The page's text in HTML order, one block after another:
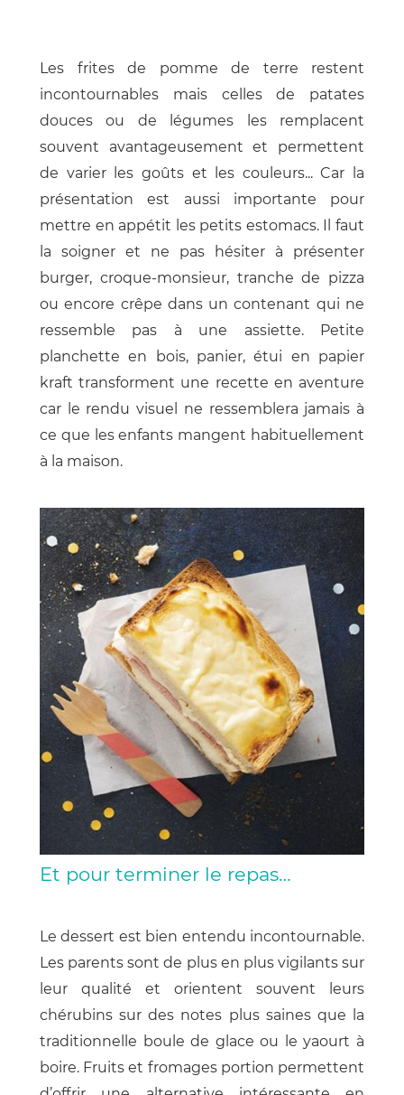
Les frites de pomme de terre restent
incontournables mais celles de patates
douces ou de légumes les remplacent
souvent avantageusement et permettent
de varier les goûts et les couleurs... Car la
présentation est aussi importante pour
mettre en appétit les petits estomacs. Il faut
la soigner et ne pas hésiter à présenter
burger, croque-monsieur, tranche de pizza
ou encore crêpe dans un contenant qui ne
ressemble pas à une assiette. Petite
planchette en bois, panier, étui en papier
kraft transforment une recette en aventure
car le rendu visuel ne ressemblera jamais à
ce que les enfants mangent habituellement
à la maison.
Et pour terminer le repas…
Le dessert est bien entendu incontournable.
Les parents sont de plus en plus vigilants sur
leur qualité et orientent souvent leurs
chérubins sur des notes plus saines que la
traditionnelle boule de glace ou le yaourt à
boire. Fruits et fromages portion permettent